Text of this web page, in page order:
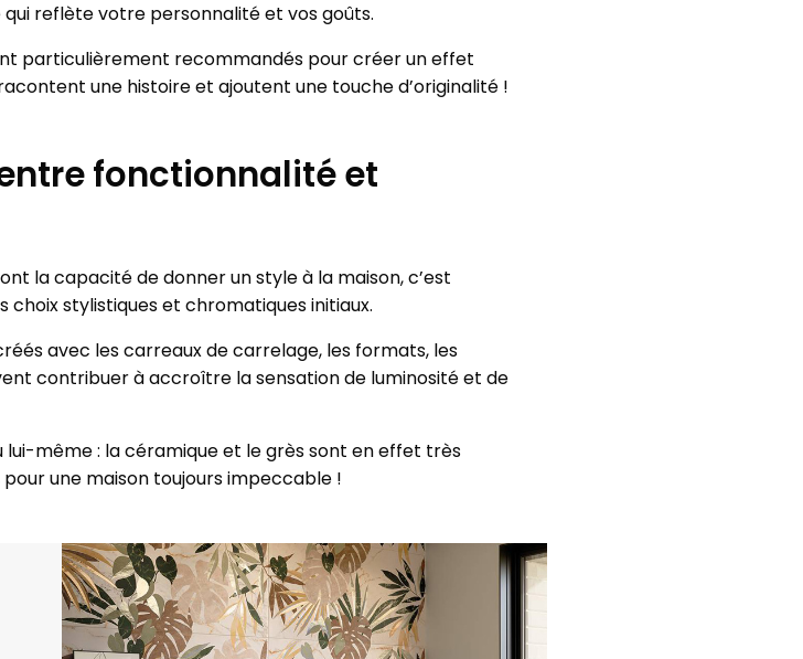
qui reflète votre personnalité et vos goûts.
particulièrement recommandés pour créer un effet
une histoire et ajoutent une touche d’originalité !
fonctionnalité et
la capacité de donner un style à la maison, c’est
stylistiques et chromatiques initiaux.
avec les carreaux de carrelage, les formats, les
contribuer à accroître la sensation de luminosité et de
même : la céramique et le grès sont en effet très
une maison toujours impeccable !